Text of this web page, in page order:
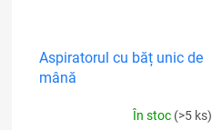
Aspiratorul cu băț unic de
mână
În stoc (>5 ks)